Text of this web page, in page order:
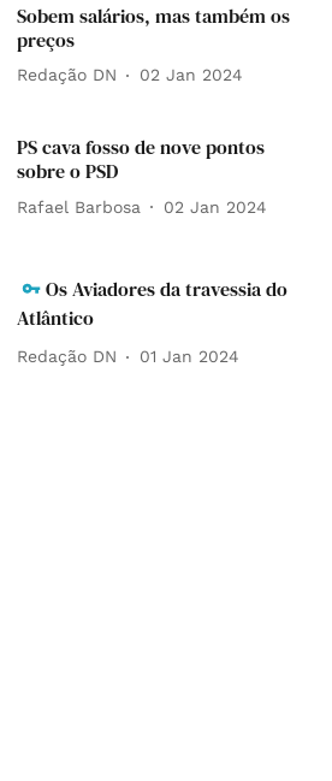
Sobem salários, mas também os
preços
Redação DN 02 Jan 2024
PS cava fosso de nove pontos
sobre o PSD
Rafael Barbosa 02 Jan 2024
Os Aviadores da travessia do
Atlântico
Redação DN 01 Jan 2024